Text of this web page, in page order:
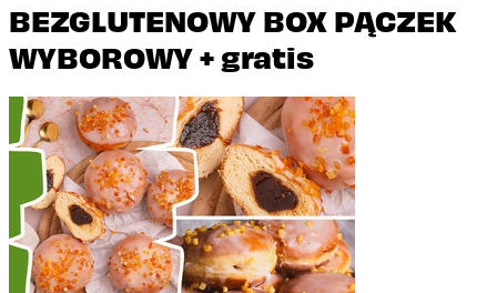
BEZGLUTENOWY BOX PĄCZEK
WYBOROWY + gratis